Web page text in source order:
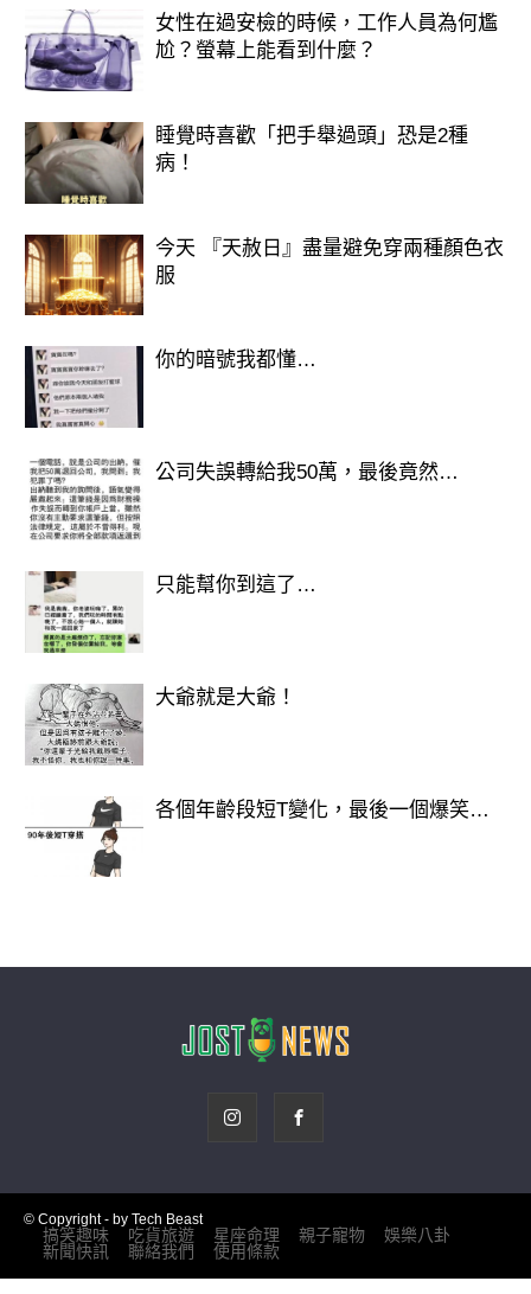
女性在過安檢的時候，工作人員為何尷
尬？螢幕上能看到什麼？
睡覺時喜歡「把手舉過頭」恐是2種
病！
今天 『天赦日』盡量避免穿兩種顏色衣
服
你的暗號我都懂…
公司失誤轉給我50萬，最後竟然…
只能幫你到這了…
大爺就是大爺！
各個年齡段短T變化，最後一個爆笑…
© Copyright - by Tech Beast
搞笑趣味 吃貨旅遊 星座命理 親子寵物
娛樂八卦
新聞快訊
聯絡我們 使用條款